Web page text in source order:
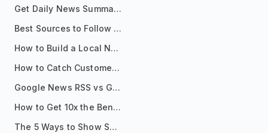
Get Daily News Summaries About Any Topic in Telegram, Discord, Slack, and Email
Best Sources to Follow for Crypto News in Your Reader (2026)
How to Build a Local News Hub That Updates Itself
How to Catch Customer Problems Before They Become Support Tickets
Google News RSS vs Google Alerts: Which Is Better for News Monitoring?
How to Get 10x the Benefits of Google Alerts
The 5 Ways to Show Sources in Your AI Brief, And When to Use Each